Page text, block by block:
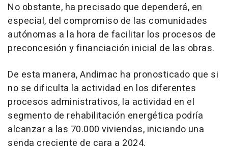
No obstante, ha precisado que dependerá, en
especial, del compromiso de las comunidades
autónomas a la hora de facilitar los procesos de
preconcesión y financiación inicial de las obras.
De esta manera, Andimac ha pronosticado que si
no se dificulta la actividad en los diferentes
procesos administrativos, la actividad en el
segmento de rehabilitación energética podría
alcanzar a las 70.000 viviendas, iniciando una
senda creciente de cara a 2024.